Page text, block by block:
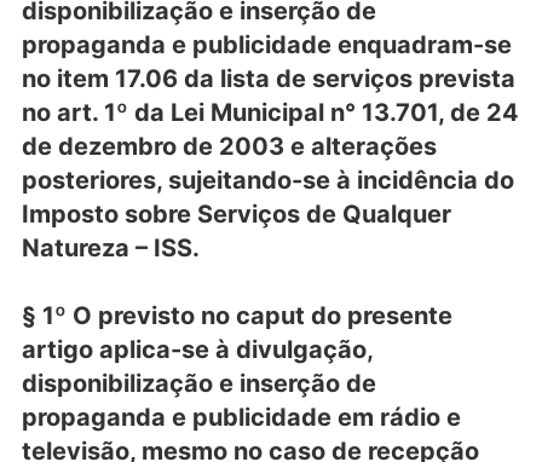
disponibilização e inserção de
propaganda e publicidade enquadram-se
no item 17.06 da lista de serviços prevista
no art. 1º da Lei Municipal n° 13.701, de 24
de dezembro de 2003 e alterações
posteriores, sujeitando-se à incidência do
Imposto sobre Serviços de Qualquer
Natureza – ISS.
§ 1º O previsto no caput do presente
artigo aplica-se à divulgação,
disponibilização e inserção de
propaganda e publicidade em rádio e
televisão, mesmo no caso de recepção